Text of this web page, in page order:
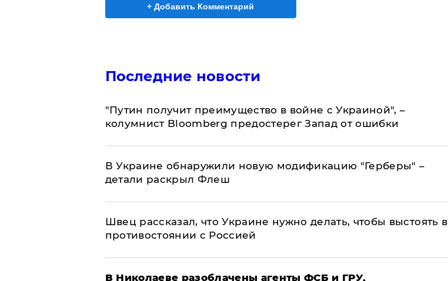
+ Добавить Комментарий
Последние новости
"Путин получит преимущество в войне с Украиной", –
колумнист Bloomberg предостерег Запад от ошибки
В Украине обнаружили новую модификацию "Герберы" –
детали раскрыл Флеш
Швец рассказал, что Украине нужно делать, чтобы выстоять в
противостоянии с Россией
В Николаеве разоблачены агенты ФСБ и ГРУ,